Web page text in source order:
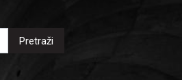
Pretraži